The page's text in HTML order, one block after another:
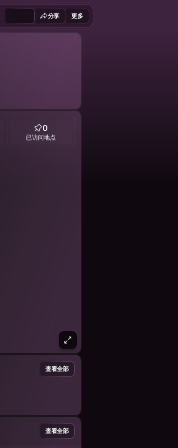
分享 更多
0
已访问地点
查看全部
查看全部